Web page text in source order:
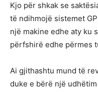
Kjo për shkak se
të ndihmojë sistemet
një makine edhe aty ku
përfshirë edhe përmes
Ai gjithashtu mund të
duke e bërë një